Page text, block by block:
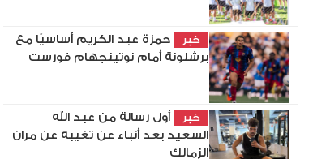
خبر
حمزة عبد الكريم أساسيًا مع
برشلونة أمام نوتينجهام فورست
خبر
أول رسالة من عبد الله
السعيد بعد أنباء عن تغيبه عن مران
الزمالك